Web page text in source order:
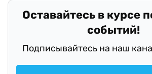
Оставайтесь в курсе
событий!
Подписывайтесь на наш